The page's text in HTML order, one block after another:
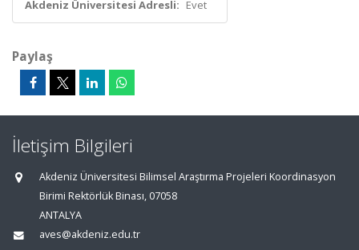
Akdeniz Üniversitesi Adresli: Evet
Paylaş
İletişim Bilgileri
Akdeniz Üniversitesi Bilimsel Araştırma Projeleri Koordinasyon
Birimi Rektörlük Binası, 07058
ANTALYA
aves@akdeniz.edu.tr